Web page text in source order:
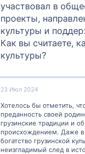
участвовал в
проекты,
культуры и
Как вы считаете,
культуры?
23 Июл 2024
Хотелось бы отметить,
преданность своей
грузинские традиции и
происхождением. Даже в
богатство грузинской
неизгладимый след в